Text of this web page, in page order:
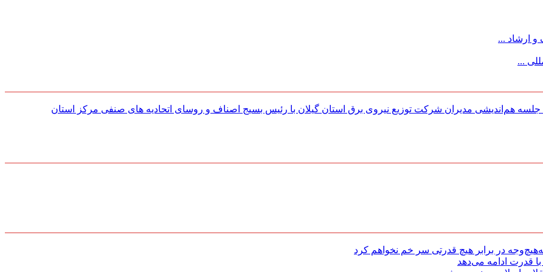
ارشاد ...
...
هم‌اندیشی مدیران شركت توزیع نیروی برق استان گیلان با رئیس بسیج اصناف و روسای اتحادیه های صنفی مركز استان
در برابر هیچ قدرتی سر خم نخواهم کرد
قدرت ادامه می‌دهد